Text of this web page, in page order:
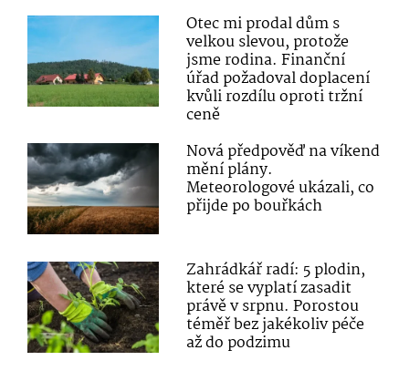
Otec mi prodal dům s
velkou slevou, protože
jsme rodina. Finanční
úřad požadoval doplacení
kvůli rozdílu oproti tržní
ceně
Nová předpověď na víkend
mění plány.
Meteorologové ukázali, co
přijde po bouřkách
Zahrádkář radí: 5 plodin,
které se vyplatí zasadit
právě v srpnu. Porostou
téměř bez jakékoliv péče
až do podzimu